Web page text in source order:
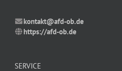
kontakt@afd-ob.de
https://afd-ob.de
SERVICE